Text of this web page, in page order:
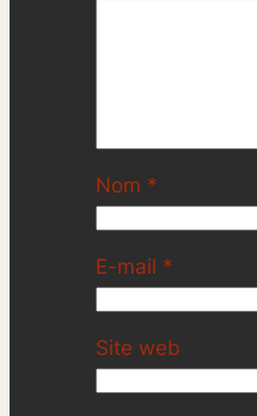
Nom *
E-mail *
Site web